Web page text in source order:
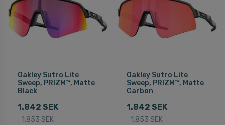
Oakley Sutro Lite
Sweep, PRIZM™, Matte
Black
1.842 SEK
1.853 SEK
Oakley Sutro Lite
Sweep, PRIZM™, Matte
Carbon
1.842 SEK
1.853 SEK